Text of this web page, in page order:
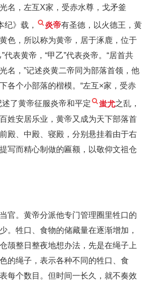
名，左互X家，受赤水尊，戈矛釜
纪》载， 炎帝有圣德，以火德王，黄
色，所以称为黄帝，居于涿鹿，位于
代表黄帝，“甲乙”代表炎帝。“居首共
名，”记述炎黄二帝同为部落首领，他
各个小部落的楷模。“左互×家，受赤
了黄帝征服炎帝和平定 蚩尤之乱，
姓安居乐业，黄帝又成为天下部落首
殿、中殿、寝殿，分别悬挂着由于右
写而精心制做的匾额，以敬仰文祖仓
官。黄帝分派他专门管理圈里牲口的
。牲口、食物的储藏量在逐渐增加，
颉整日整夜地想办法，先是在绳子上
的绳子，表示各种不同的牲口、食
每个数目。但时间一长久，就不奏效